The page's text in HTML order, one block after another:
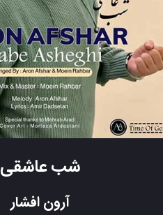
شب عاشقی
آرون افشار